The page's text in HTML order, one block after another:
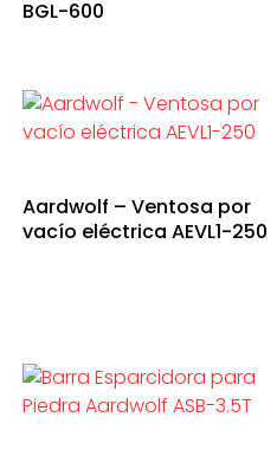
BGL-600
Aardwolf – Ventosa por
vacío eléctrica AEVL1-250